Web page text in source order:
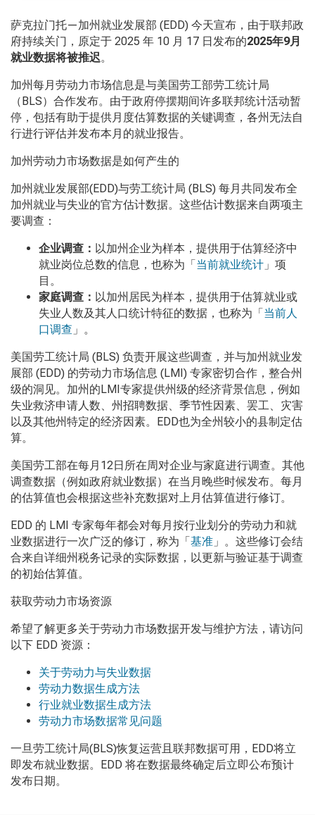
萨克拉门托—加州就业发展部 (EDD) 今天宣布，由于联邦政
府持续关门，原定于 2025 年 10 月 17 日发布的2025年9月
就业数据将被推迟。
加州每月劳动力市场信息是与美国劳工部劳工统计局
（BLS）合作发布。由于政府停摆期间许多联邦统计活动暂
停，包括有助于提供月度估算数据的关键调查，各州无法自
行进行评估并发布本月的就业报告。
加州劳动力市场数据是如何产生的
加州就业发展部(EDD)与劳工统计局 (BLS) 每月共同发布全
加州就业与失业的官方估计数据。这些估计数据来自两项主
要调查：
企业调查： 以加州企业为样本，提供用于估算经济中
就业岗位总数的信息，也称为「当前就业统计 」项
目。
家庭调查： 以加州居民为样本，提供用于估算就业或
失业人数及其人口统计特征的数据，也称为「当前人
口调查 」。
美国劳工统计局 (BLS) 负责开展这些调查，并与加州就业发
展部 (EDD) 的劳动力市场信息 (LMI) 专家密切合作，整合州
级的洞见。加州的LMI专家提供州级的经济背景信息，例如
失业救济申请人数、州招聘数据、季节性因素、罢工、灾害
以及其他州特定的经济因素。EDD也为全州较小的县制定估
算。
美国劳工部在每月12日所在周对企业与家庭进行调查。其他
调查数据（例如政府就业数据）在当月晚些时候发布。每月
的估算值也会根据这些补充数据对上月估算值进行修订。
EDD 的 LMI 专家每年都会对每月按行业划分的劳动力和就
业数据进行一次广泛的修订，称为「基准 」。这些修订会结
合来自详细州税务记录的实际数据，以更新与验证基于调查
的初始估算值。
获取劳动力市场资源
希望了解更多关于劳动力市场数据开发与维护方法，请访问
以下 EDD 资源：
关于劳动力与失业数据
劳动力数据生成方法
行业就业数据生成方法
劳动力市场数据常见问题
一旦劳工统计局(BLS)恢复运营且联邦数据可用，EDD将立
即发布就业数据。EDD 将在数据最终确定后立即公布预计
发布日期。